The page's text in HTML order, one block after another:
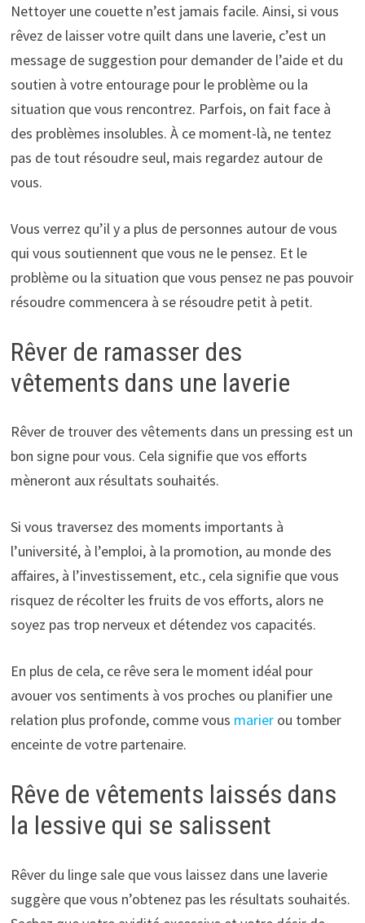
Nettoyer une couette n’est jamais facile. Ainsi, si vous
rêvez de laisser votre quilt dans une laverie, c’est un
message de suggestion pour demander de l’aide et du
soutien à votre entourage pour le problème ou la
situation que vous rencontrez. Parfois, on fait face à
des problèmes insolubles. À ce moment-là, ne tentez
pas de tout résoudre seul, mais regardez autour de
vous.
Vous verrez qu’il y a plus de personnes autour de vous
qui vous soutiennent que vous ne le pensez. Et le
problème ou la situation que vous pensez ne pas pouvoir
résoudre commencera à se résoudre petit à petit.
Rêver de ramasser des
vêtements dans une laverie
Rêver de trouver des vêtements dans un pressing est un
bon signe pour vous. Cela signifie que vos efforts
mèneront aux résultats souhaités.
Si vous traversez des moments importants à
l’université, à l’emploi, à la promotion, au monde des
affaires, à l’investissement, etc., cela signifie que vous
risquez de récolter les fruits de vos efforts, alors ne
soyez pas trop nerveux et détendez vos capacités.
En plus de cela, ce rêve sera le moment idéal pour
avouer vos sentiments à vos proches ou planifier une
relation plus profonde, comme vous marierou tomber
enceinte de votre partenaire.
Rêve de vêtements laissés dans
la lessive qui se salissent
Rêver du linge sale que vous laissez dans une laverie
suggère que vous n’obtenez pas les résultats souhaités.